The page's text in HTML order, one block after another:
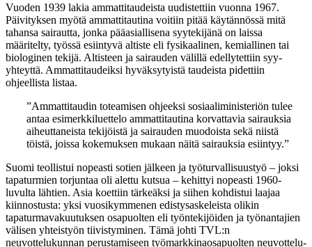
Vuoden 1939 lakia ammattitaudeista uudistettiin vuonna 1967.
Päivityksen myötä ammattitautina voitiin pitää käytännössä mitä
tahansa sairautta, jonka pääasiallisena syytekijänä on laissa
määritelty, työssä esiintyvä altiste eli fysikaalinen, kemiallinen tai
biologinen tekijä. Altisteen ja sairauden välillä edellytettiin syy-
yhteyttä. Ammattitaudeiksi hyväksytyistä taudeista pidettiin
ohjeellista listaa.
”Ammattitaudin toteamisen ohjeeksi sosiaaliministeriön tulee
antaa esimerkkiluettelo ammattitautina korvattavia sairauksia
aiheuttaneista tekijöistä ja sairauden muodoista sekä niistä
töistä, joissa kokemuksen mukaan näitä sairauksia esiintyy.”
Suomi teollistui nopeasti sotien jälkeen ja työturvallisuustyö – joksi
tapaturmien torjuntaa oli alettu kutsua – kehittyi nopeasti 1960-
luvulta lähtien. Asia koettiin tärkeäksi ja siihen kohdistui laajaa
kiinnostusta: yksi vuosikymmenen edistysaskeleista olikin
tapaturmavakuutuksen osapuolten eli työntekijöiden ja työnantajien
välisen yhteistyön tiivistyminen. Tämä johti TVL:n
neuvottelukunnan perustamiseen työmarkkinaosapuolten neuvottelu-